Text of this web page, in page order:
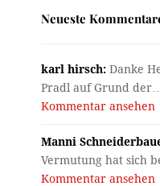
Neueste
karl hirsch: Danke
Pradl auf Grund der…
Kommentar ansehen
Manni
Vermutung hat sich
Kommentar ansehen